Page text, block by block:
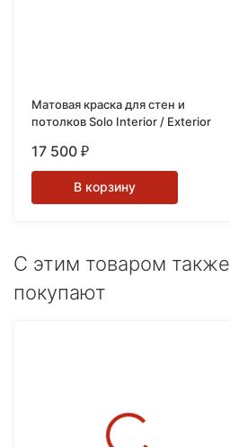
Матовая краска для стен и
потолков Solo Interior / Exterior
17 500 ₽
В корзину
C этим товаром также
покупают